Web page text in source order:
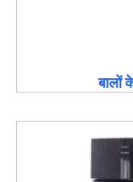
बालों